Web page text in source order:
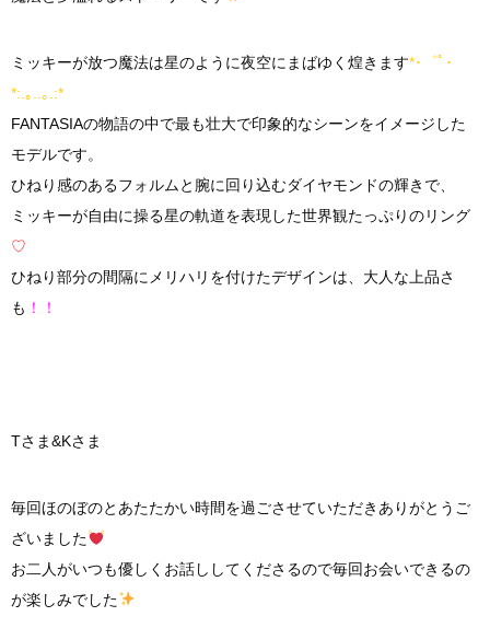
ミッキーが放つ魔法は星のように夜空にまばゆく煌きます*･゜ﾟ･
*:.｡..｡.:*
FANTASIAの物語の中で最も壮大で印象的なシーンをイメージした
モデルです。
ひねり感のあるフォルムと腕に回り込むダイヤモンドの輝きで、
ミッキーが自由に操る星の軌道を表現した世界観たっぷりのリング
♡
ひねり部分の間隔にメリハリを付けたデザインは、大人な上品さ
も ！！
Tさま&Kさま
毎回ほのぼのとあたたかい時間を過ごさせていただきありがとうご
ざいました
お二人がいつも優しくお話ししてくださるので毎回お会いできるの
が楽しみでした